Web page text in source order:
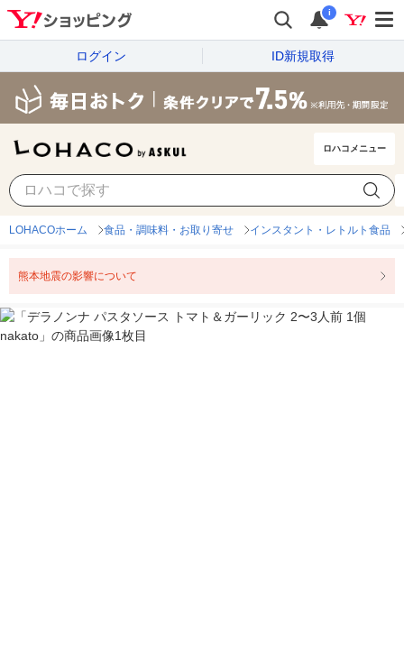
i
ログイン ID新規取得
ロハコメニュー
LOHACOホーム 食品・調味料・お取り寄せ インスタント・レトルト食品
熊本地震の影響について